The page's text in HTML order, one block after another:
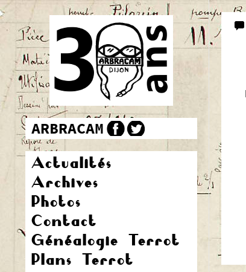
Actualités
Archives
Photos
Contact
Généalogie Terrot
Plans Terrot